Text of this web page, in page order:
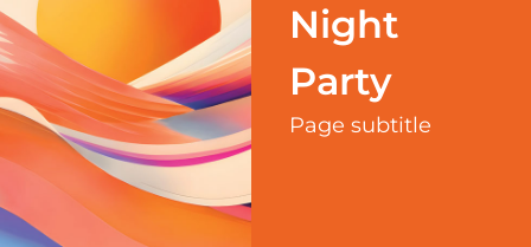
Night
Party
Page subtitle